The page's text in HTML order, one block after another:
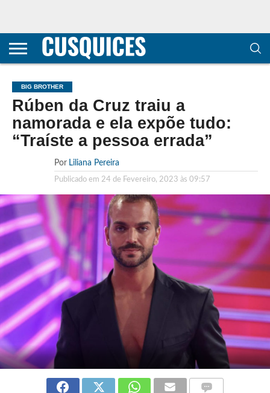
CONTACTOS
HOME
POLÍTICA DE
E COOKIES
SOBRE
TERMOS E
TRANSPARÊNCIA
METODOLOGIA
BIG BROTHER
Rúben da Cruz traiu a
namorada e ela expõe tudo:
“Traíste a pessoa errada”
Por Liliana Pereira
Publicado em 24 de Fevereiro, 2023 às 09:57